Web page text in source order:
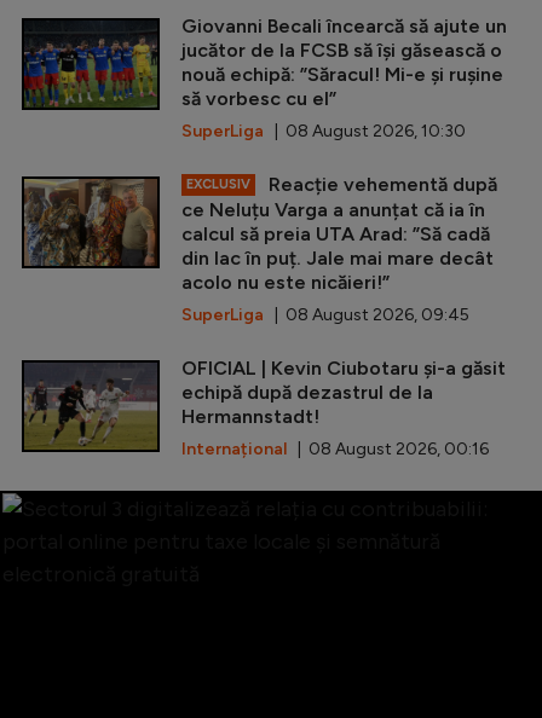
Giovanni Becali încearcă să ajute un
jucător de la FCSB să își găsească o
nouă echipă: ”Săracul! Mi-e și rușine
să vorbesc cu el”
SuperLiga | 08 August 2026, 10:30
EXCLUSIV
Reacție vehementă după
ce Neluțu Varga a anunțat că ia în
calcul să preia UTA Arad: ”Să cadă
din lac în puț. Jale mai mare decât
acolo nu este nicăieri!”
SuperLiga | 08 August 2026, 09:45
OFICIAL | Kevin Ciubotaru și-a găsit
echipă după dezastrul de la
Hermannstadt!
Internațional | 08 August 2026, 00:16